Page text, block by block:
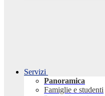
Servizi
Panoramica
Famiglie e studenti